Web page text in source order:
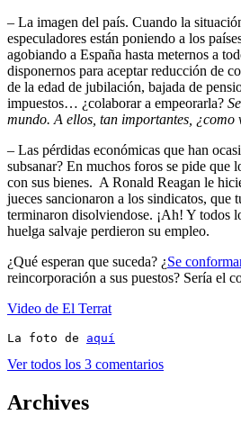
– La imagen del país. Cuando la
especuladores están poniendo a los
agobiando a España hasta meternos a
disponernos para aceptar reducción de
de la edad de jubilación, bajada de
impuestos… ¿colaborar a empeorarla?
mundo. A ellos, tan importantes, ¿como
– Las pérdidas económicas que han
subsanar? En muchos foros se pide que
con sus bienes. A Ronald Reagan le
jueces sancionaron a los sindicatos, que
terminaron disolviendose. ¡Ah! Y todos
huelga salvaje perdieron su empleo.
¿Qué esperan que suceda? ¿Se
reincorporación a sus puestos? Sería el
Video de El Terrat
La foto de aquí
Ver todos los 3 comentarios
Archives